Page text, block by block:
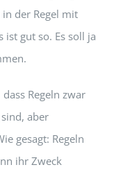
der Regel mit
ist gut so. Es soll ja
Regeln zwar
aber
gesagt: Regeln
ihr Zweck